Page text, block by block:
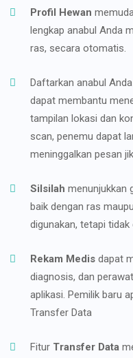
Profil Hewan
lengkap anabul Anda
ras, secara otomatis.
Daftarkan anabul
dapat membantu
tampilan lokasi dan
scan, penemu dapat
meninggalkan pesan
Silsilah menunjukkan
baik dengan ras
digunakan, tetapi tidak
Rekam Medis dapat
diagnosis, dan
aplikasi. Pemilik baru
Transfer Data
Fitur Transfer Data